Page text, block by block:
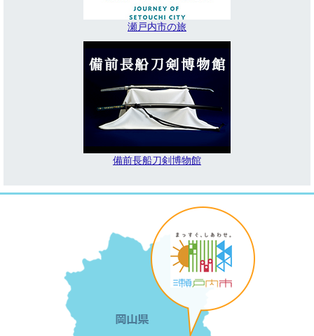
瀬戸内市の旅
備前長船刀剣博物館